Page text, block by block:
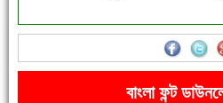
দেশে রাস্তাঘাটসহ অনেক কিছুই হয়েছে, বাড়েনি
বাংলা ফন্ট